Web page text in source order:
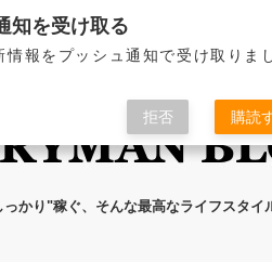
グの執筆者
かり"稼ぐ、そんな最高なライフスタイ
知を受け取る
報をプッシュ通知で受け取りま
拒否 購読